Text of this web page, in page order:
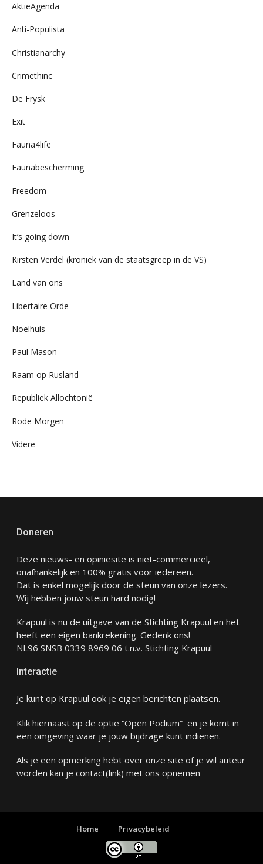
AktieAgenda
Anti-Populista
Christianarchy
Crimethinc
De Frysk
Exit
Fauna4life
Faunabescherming
Freedom
Grenzeloos
It’s going down
Kirsten Verdel (kroniek van de staatsgreep in de VS)
Land van ons
Libertaire Orde
Noelhuis
Paul Mason
Raam op Rusland
Republiek Allochtonië
Rode Morgen
Videre
Doneren
Deze nieuws- en opiniesite is niet-commercieel,
onafhankelijk en 100% gratis voor iedereen.
Dat is enkel mogelijk door de steun van onze lezers.
Wij hebben jouw steun hard nodig!
Krapuul is nu de uitgave van de Stichting Krapuul en het
heeft een eigen bankrekening. Gedenk ons!
NL96 SNSB 0339 8969 06 t.n.v. Stichting Krapuul
Interactie
Je kunt op Krapuul ook je eigen berichten plaatsen.
Klik hiernaast op de optie “Open Podium” en je komt in
een omgeving waar je jouw bijdrage kunt indienen.
Als je een opmerking hebt over onze site of je wil auteur
worden kan je contact(link) met ons opnemen
Home Privacybeleid